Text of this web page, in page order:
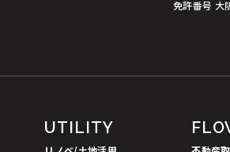
免許番号 大
UTILITY